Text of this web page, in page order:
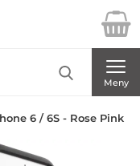
AB
Meny
6 / 6S - Rose Pink